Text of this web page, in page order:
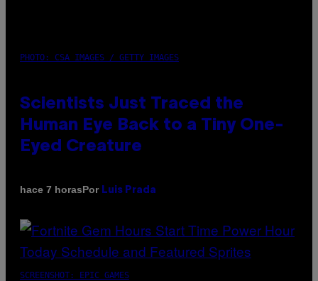
PHOTO: CSA IMAGES / GETTY IMAGES
Scientists Just Traced the
Human Eye Back to a Tiny One-
Eyed Creature
hace 7 horasPor Luis Prada
SCREENSHOT: EPIC GAMES